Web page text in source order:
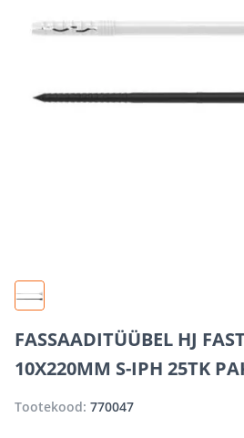
FASSAADITÜÜBEL HJ
10X220MM S-IPH 25TK
Tootekood: 770047